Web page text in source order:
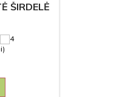
ŠIRDELĖ